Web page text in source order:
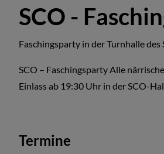
SCO -
Faschingsparty in der Turnhalle des
SCO – Faschingsparty Alle
Einlass ab 19:30 Uhr in der SCO-
Termine